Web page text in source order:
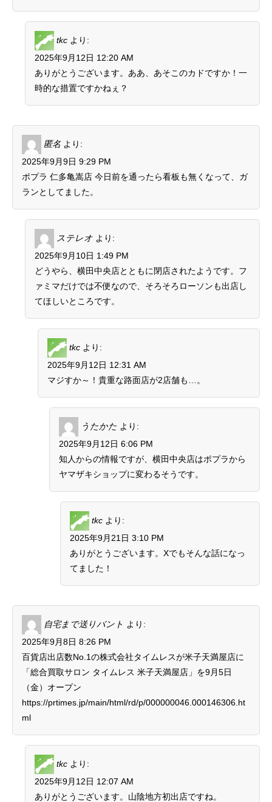
tkc より:
2025年9月12日 12:20 AM
ありがとうございます。ああ、あそこのカドですか！一
時的な措置ですかねぇ？
匿名 より:
2025年9月9日 9:29 PM
ポプラ 仁多亀嵩店 今日前を通ったら看板も無くなって、ガ
ランとしてました。
ステレオ より:
2025年9月10日 1:49 PM
どうやら、横田中央店とともに閉店されたようです。フ
ァミマだけでは不便なので、そろそろローソンも出店し
てほしいところです。
tkc より:
2025年9月12日 12:31 AM
マジすか～！貴重な路面店が2店舗も…。
うたかた より:
2025年9月12日 6:06 PM
知人からの情報ですが、横田中央店はポプラから
ヤマザキショップに変わるそうです。
tkc より:
2025年9月21日 3:10 PM
ありがとうございます。Xでもそんな話になっ
てました！
自宅まで送りバント より:
2025年9月8日 8:26 PM
百貨店出店数No.1の株式会社タイムレスが米子天満屋店に
「総合買取サロン タイムレス 米子天満屋店」を9月5日
（金）オープン
https://prtimes.jp/main/html/rd/p/000000046.000146306.ht
ml
tkc より:
2025年9月12日 12:07 AM
ありがとうございます。山陰地方初出店ですね。